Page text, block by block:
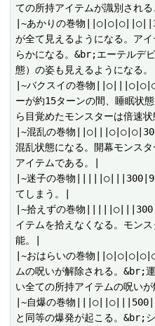
ての所持アイテムが識別される
|~あかりの巻物
が全て見えるようになる。ア
らかになる。&br;エーテルデ
態）の姿も見えるようになる。|
|~バクスイの巻物
ーが約15ターンの間、睡眠状
ら目覚めたモンスターは倍速
|~混乱の巻物
混乱状態になる。開幕モンス
アイテムである。|
|~迷子の巻物
てしまう。|
|~拾えずの巻物
イテムを拾えなくなる。モン
能。|
|~おはらいの巻物
ムの呪いが解除される。&br;
い全ての所持アイテムの呪いが
|~自爆の巻物
と同等の爆発が起こる。&br;